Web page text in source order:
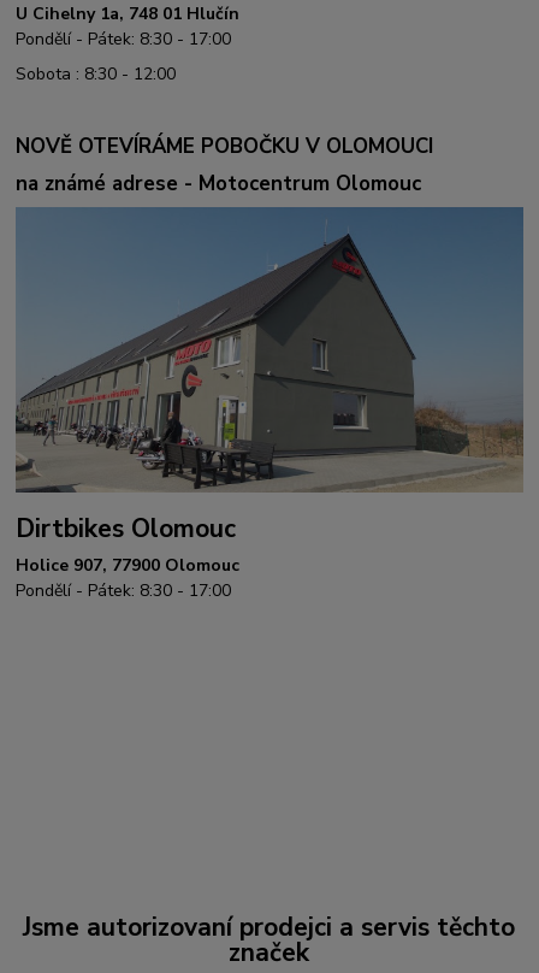
U Cihelny 1a, 748 01 Hlučín
Pondělí - Pátek: 8:30 - 17:00
Sobota : 8:30 - 12:00
NOVĚ OTEVÍRÁME POBOČKU V OLOMOUCI
na známé adrese - Motocentrum Olomouc
Dirtbikes Olomouc
Holice 907, 77900 Olomouc
Pondělí - Pátek: 8:30 - 17:00
Jsme autorizovaní prodejci a servis těchto
značek